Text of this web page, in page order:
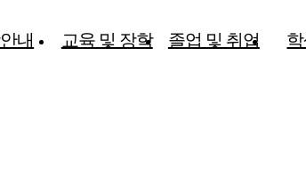
내 교육 및 장학 졸업 및 취업